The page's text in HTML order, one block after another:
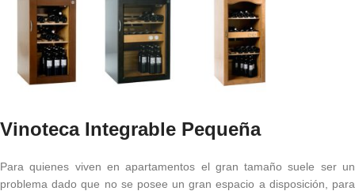
Vinoteca Integrable Pequeña
Para quienes viven en apartamentos el gran tamaño suele ser un
problema dado que no se posee un gran espacio a disposición, para